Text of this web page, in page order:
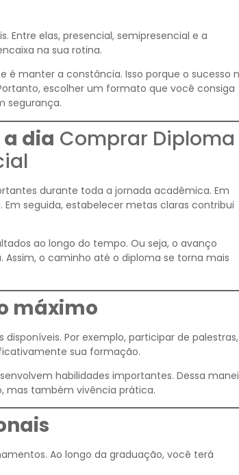
Entre elas, presencial, semipresencial e a
na sua rotina.
manter a constância. Isso porque o sucesso
escolher um formato que você consiga
segurança.
dia Comprar Diploma
durante toda a jornada acadêmica. Em
seguida, estabelecer metas claras contribui
ao longo do tempo. Ou seja, o avanço
o caminho até o diploma se torna mais
máximo
Por exemplo, participar de palestras,
sua formação.
habilidades importantes. Dessa
mas também vivência prática.
Ao longo da graduação, você terá